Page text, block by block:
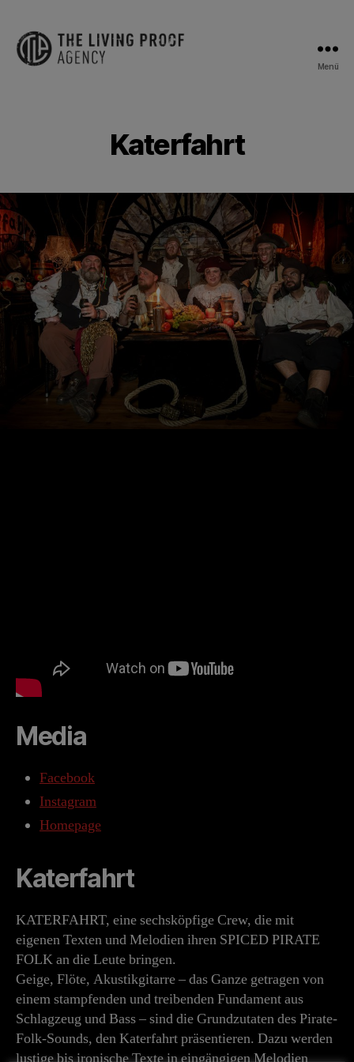
Menü
Katerfahrt
Media
Facebook
Instagram
Homepage
Katerfahrt
KATERFAHRT, eine sechsköpfige Crew, die mit
eigenen Texten und Melodien ihren SPICED PIRATE
FOLK an die Leute bringen.
Geige, Flöte, Akustikgitarre – das Ganze getragen von
einem stampfenden und treibenden Fundament aus
Schlagzeug und Bass – sind die Grundzutaten des Pirate-
Folk-Sounds, den Katerfahrt präsentieren. Dazu werden